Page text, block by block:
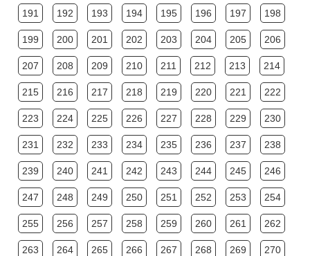
191 192 193 194 195 196 197 198
199 200 201 202 203 204 205 206
207 208 209 210 211 212 213 214
215 216 217 218 219 220 221 222
223 224 225 226 227 228 229 230
231 232 233 234 235 236 237 238
239 240 241 242 243 244 245 246
247 248 249 250 251 252 253 254
255 256 257 258 259 260 261 262
263 264 265 266 267 268 269 270